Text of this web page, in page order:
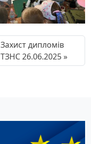
Захист дипломів
ТЗНС 26.06.2025